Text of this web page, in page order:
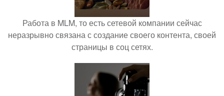
Работа в MLM, то есть сетевой компании сейчас
неразрывно связана с создание своего контента, своей
страницы в соц сетях.